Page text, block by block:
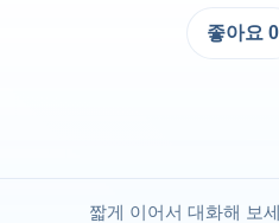
좋아요 0
짧게 이어서 대화해 보